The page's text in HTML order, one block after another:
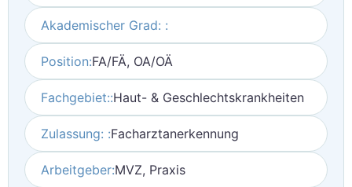
Akademischer Grad: :
Position:FA/FÄ, OA/OÄ
Fachgebiet::Haut- & Geschlechtskrankheiten
Zulassung: :Facharztanerkennung
Arbeitgeber:MVZ, Praxis